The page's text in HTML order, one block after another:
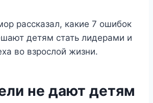
рассказал, какие 7 ошибок
детям стать лидерами и
во взрослой жизни.
не дают детям